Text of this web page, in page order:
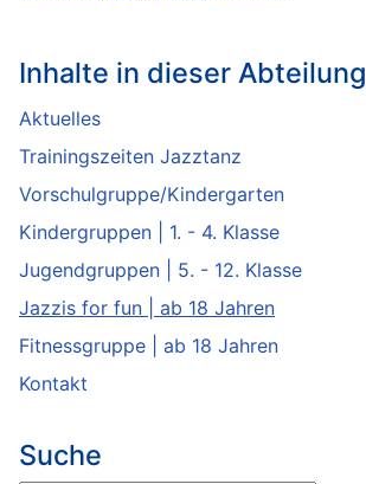
Inhalte in dieser Abteilung
Aktuelles
Trainingszeiten Jazztanz
Vorschulgruppe/Kindergarten
Kindergruppen | 1. - 4. Klasse
Jugendgruppen | 5. - 12. Klasse
Jazzis for fun | ab 18 Jahren
Fitnessgruppe | ab 18 Jahren
Kontakt
Suche